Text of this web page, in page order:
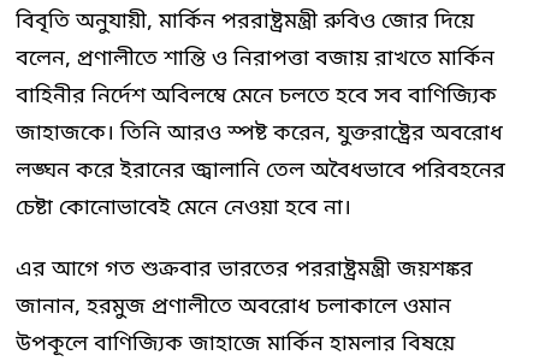
বিবৃতি অনুযায়ী, মার্কিন পররাষ্ট্রমন্ত্রী রুবিও জোর দিয়ে
বলেন, প্রণালীতে শান্তি ও নিরাপত্তা বজায় রাখতে মার্কিন
বাহিনীর নির্দেশ অবিলম্বে মেনে চলতে হবে সব বাণিজ্যিক
জাহাজকে। তিনি আরও স্পষ্ট করেন, যুক্তরাষ্ট্রের অবরোধ
লঙ্ঘন করে ইরানের জ্বালানি তেল অবৈধভাবে পরিবহনের
চেষ্টা কোনোভাবেই মেনে নেওয়া হবে না।
এর আগে গত শুক্রবার ভারতের পররাষ্ট্রমন্ত্রী জয়শঙ্কর
জানান, হরমুজ প্রণালীতে অবরোধ চলাকালে ওমান
উপকূলে বাণিজ্যিক জাহাজে মার্কিন হামলার বিষয়ে